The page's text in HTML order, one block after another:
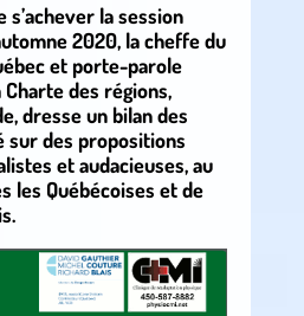
la session
2020, la cheffe du
et porte-parole
des régions,
dresse un bilan des
sur des propositions
et audacieuses, au
les Québécoises et de